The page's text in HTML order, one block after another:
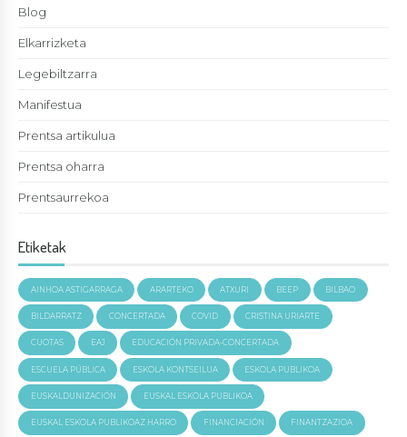
Blog
Elkarrizketa
Legebiltzarra
Manifestua
Prentsa artikulua
Prentsa oharra
Prentsaurrekoa
Etiketak
AINHOA ASTIGARRAGA ARARTEKO ATXURI BEEP BILBAO
BILDARRATZ CONCERTADA COVID CRISTINA URIARTE
CUOTAS EAJ EDUCACIÓN PRIVADA-CONCERTADA
ESCUELA PÚBLICA ESKOLA KONTSEILUA ESKOLA PUBLIKOA
EUSKALDUNIZACIÓN EUSKAL ESKOLA PUBLIKOA
EUSKAL ESKOLA PUBLIKOAZ HARRO FINANCIACIÓN FINANTZAZIOA